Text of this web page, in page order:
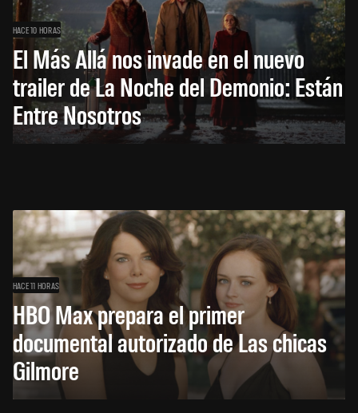
HACE 10 HORAS
El Más Allá nos invade en el nuevo
trailer de La Noche del Demonio: Están
Entre Nosotros
HACE 11 HORAS
HBO Max prepara el primer
documental autorizado de Las chicas
Gilmore